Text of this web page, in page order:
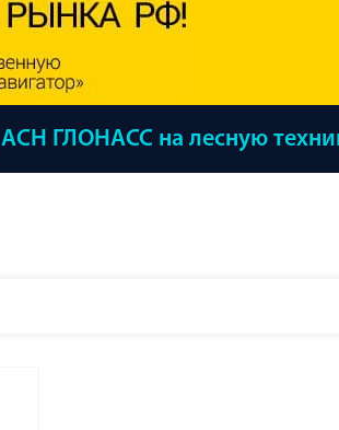
АСН ГЛОНАСС на лесную